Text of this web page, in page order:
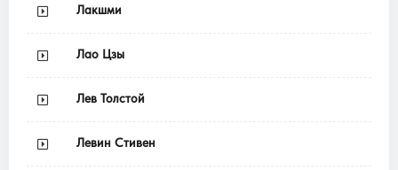
Лакшми
Лао Цзы
Лев Толстой
Левин Стивен